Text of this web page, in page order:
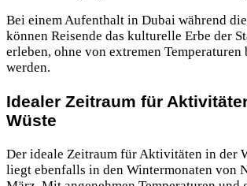
Bei einem Aufenthalt in Dubai während
können Reisende das kulturelle Erbe der
erleben, ohne von extremen
werden.
Idealer Zeitraum für
Wüste
Der ideale Zeitraum für Aktivitäten in der
liegt ebenfalls in den Wintermonaten von